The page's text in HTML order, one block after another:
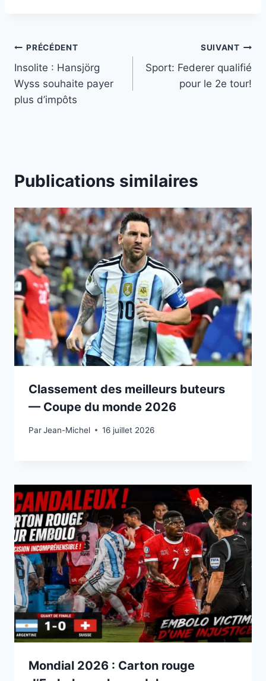
Navigation
de
l’article
PRÉCÉDENT
Insolite : Hansjörg
Wyss souhaite payer
plus d’impôts
SUIVANT
Sport: Federer qualifié
pour le 2e tour!
Publications similaires
Classement des meilleurs buteurs
— Coupe du monde 2026
ParJean-Michel
15 juillet 2026 16 juillet 2026
Mondial 2026 : Carton rouge